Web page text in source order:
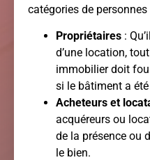
catégories de personnes
Propriétaires :
d’une location,
immobilier doit
si le bâtiment a
Acheteurs et
acquéreurs ou
de la présence ou
le bien.